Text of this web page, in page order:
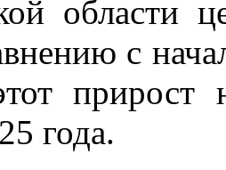
области
с
прирост
года.